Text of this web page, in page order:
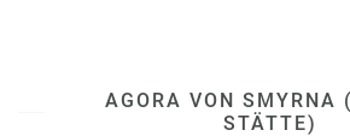
AGORA VON SMYRNA
STÄTTE)